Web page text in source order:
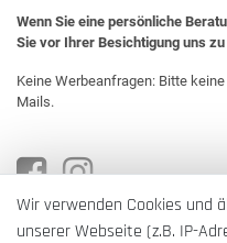
Wenn Sie eine persönliche
Sie vor Ihrer Besichtigung uns
Keine Werbeanfragen: Bitte
Mails.
Wir verwenden Cookies und
unserer Webseite (z.B. IP-